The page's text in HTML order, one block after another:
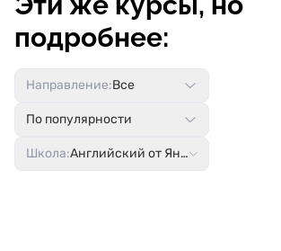
подробнее:
Направление:Все
По популярности
Школа:Английский от Яндекс Практикума